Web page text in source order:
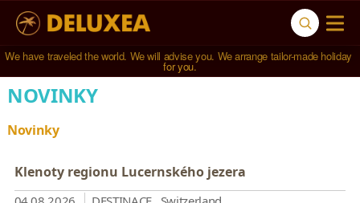
We have traveled the world. We will advise you. We arrange tailor-made holiday
for you.
NOVINKY
Novinky
Klenoty regionu Lucernského jezera